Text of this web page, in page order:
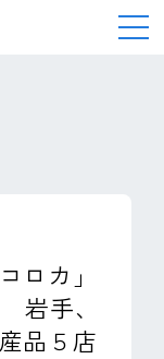
ロカ」
岩手、
品５店